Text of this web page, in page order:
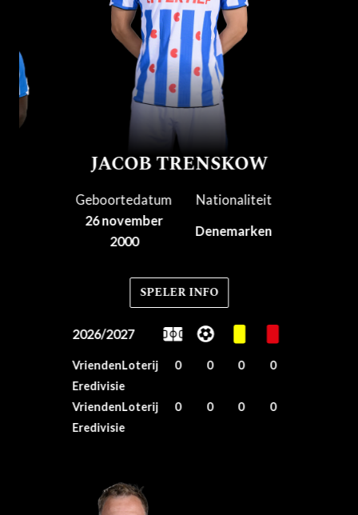
JACOB TRENSKOW
Geboortedatum
26 november
2000
Nationaliteit
Denemarken
SPELER INFO
2026/2027
VriendenLoterij
Eredivisie
0 0 0 0
VriendenLoterij
Eredivisie
0 0 0 0